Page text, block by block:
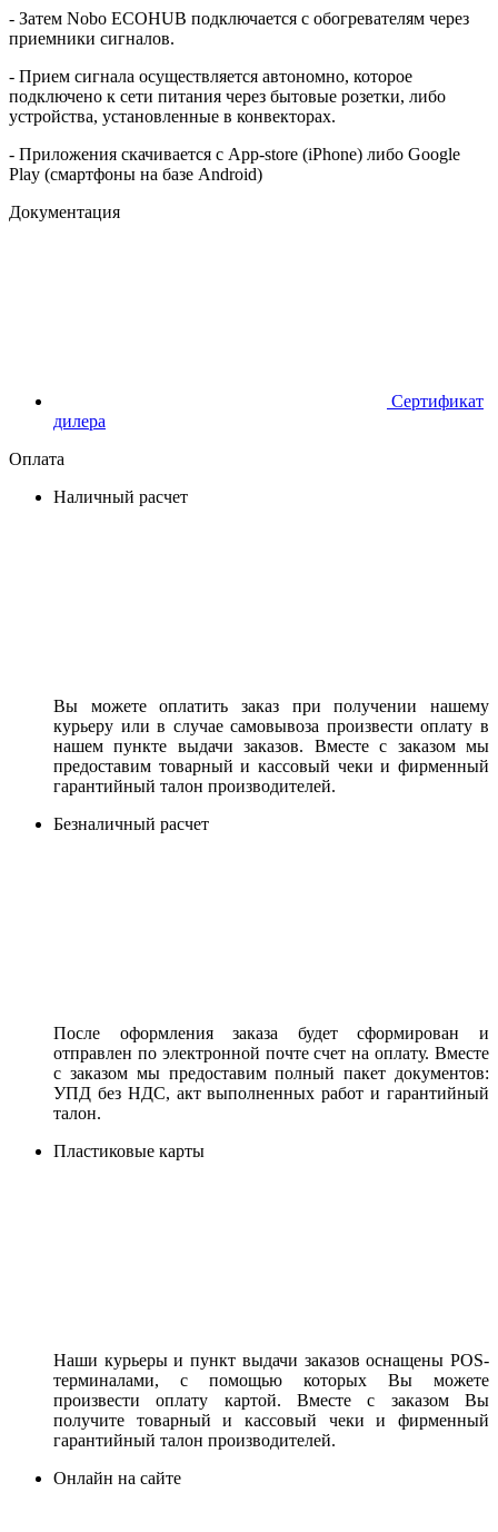
- Затем Nobo ECOHUB подключается с обогревателям через
приемники сигналов.
- Прием сигнала осуществляется автономно, которое
подключено к сети питания через бытовые розетки, либо
устройства, установленные в конвекторах.
- Приложения скачивается с App-store (iPhone) либо Google
Play (смартфоны на базе Android)
Документация
Сертификат
дилера
Оплата
Наличный расчет
Вы можете оплатить заказ при получении нашему
курьеру или в случае самовывоза произвести оплату в
нашем пункте выдачи заказов. Вместе с заказом мы
предоставим товарный и кассовый чеки и фирменный
гарантийный талон производителей.
Безналичный расчет
После оформления заказа будет сформирован и
отправлен по электронной почте счет на оплату. Вместе
с заказом мы предоставим полный пакет документов:
УПД без НДС, акт выполненных работ и гарантийный
талон.
Пластиковые карты
Наши курьеры и пункт выдачи заказов оснащены POS-
терминалами, с помощью которых Вы можете
произвести оплату картой. Вместе с заказом Вы
получите товарный и кассовый чеки и фирменный
гарантийный талон производителей.
Онлайн на сайте